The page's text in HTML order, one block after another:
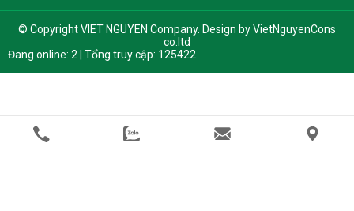
© Copyright VIET NGUYEN Company. Design byVietNguyenCons
co.ltd
Đang online: 2 | Tổng truy cập: 125422